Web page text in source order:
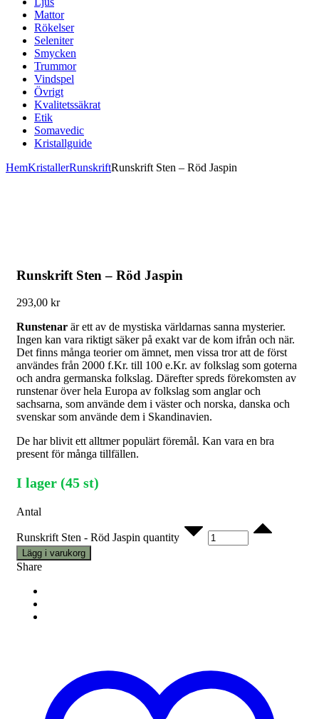
Mattor
Rökelser
Seleniter
Smycken
Trummor
Vindspel
Övrigt
Kvalitetssäkrat
Etik
Somavedic
Kristallguide
HemKristallerRunskriftRunskrift Sten – Röd Jaspin
Runskrift Sten – Röd Jaspin
293,00 kr
Runstenar är ett av de mystiska världarnas sanna mysterier.
Ingen kan vara riktigt säker på exakt var de kom ifrån och när.
Det finns många teorier om ämnet, men vissa tror att de först
användes från 2000 f.Kr. till 100 e.Kr. av folkslag som goterna
och andra germanska folkslag. Därefter spreds förekomsten av
runstenar över hela Europa av folkslag som anglar och
sachsarna, som använde dem i väster och norska, danska och
svenskar som använde dem i Skandinavien.
De har blivit ett alltmer populärt föremål. Kan vara en bra
present för många tillfällen.
I lager (45 st)
Antal
Runskrift Sten - Röd Jaspin quantity
Lägg i varukorg
Share